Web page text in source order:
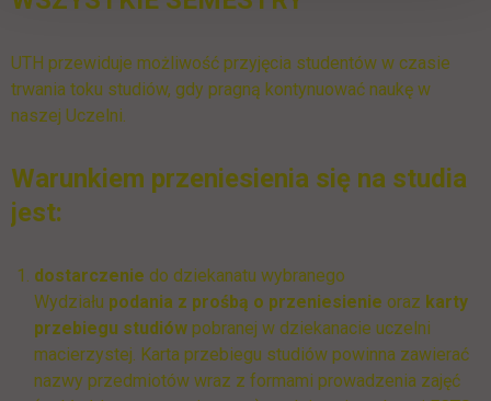
UTH przewiduje możliwość przyjęcia studentów w czasie
trwania toku studiów, gdy pragną kontynuować naukę w
naszej Uczelni.
Warunkiem przeniesienia się na studia
jest:
dostarczenie do dziekanatu wybranego
Wydziału podania z prośbą o przeniesienie oraz karty
przebiegu studiów pobranej w dziekanacie uczelni
macierzystej. Karta przebiegu studiów powinna zawierać
nazwy przedmiotów wraz z formami prowadzenia zajęć